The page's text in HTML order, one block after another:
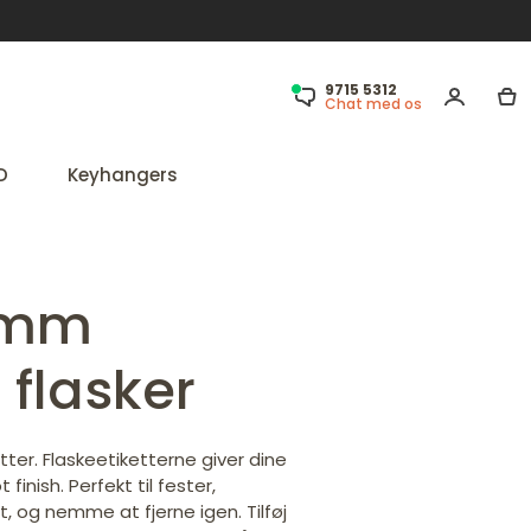
9715 5312
Chat med os
Keyhangers
Flaskeetiketterne giver dine
finish. Perfekt til fester,
og nemme at fjerne igen. Tilføj